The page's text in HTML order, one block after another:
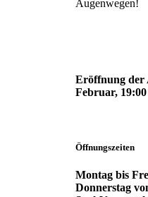
Augenwegen!
Eröffnung der
Februar,
Öffnungszeiten
Montag bis
Donnerstag